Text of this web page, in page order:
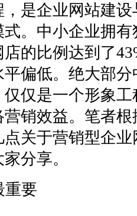
是企业网站建
。中小企业拥
的比例达到了
偏低。绝大部
仅是一个形象
销效益。笔者
关于营销型企
分享。
要